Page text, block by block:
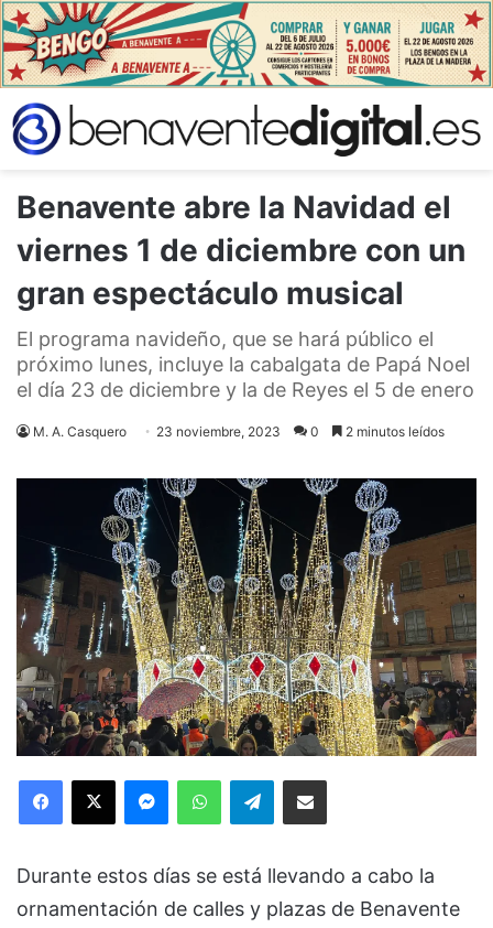
Benavente abre la Navidad el
viernes 1 de diciembre con un
gran espectáculo musical
El programa navideño, que se hará público el
próximo lunes, incluye la cabalgata de Papá Noel
el día 23 de diciembre y la de Reyes el 5 de enero
M. A. Casquero 23 noviembre, 2023 0 2 minutos leídos
Facebook
X MessengerWhatsAppTelegramCompartir via Email
Durante estos días se está llevando a cabo la
ornamentación de calles y plazas de Benavente